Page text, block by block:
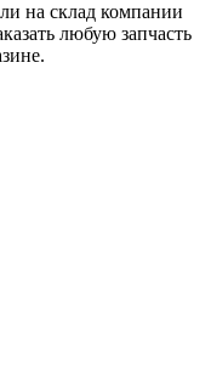
на склад компании
любую запчасть